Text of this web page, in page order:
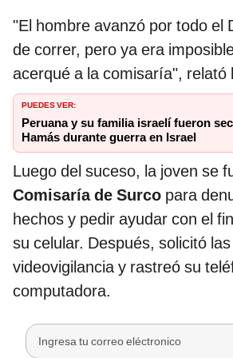
"El hombre avanzó por todo el
de correr, pero ya era
acerqué a la comisaría", relató
PUEDES VER:
Peruana y su familia israelí fueron
Hamás durante guerra en Israel
Luego del suceso, la joven se
Comisaría de Surco para
hechos y pedir ayudar con el
su celular. Después, solicitó
videovigilancia y rastreó su
computadora.